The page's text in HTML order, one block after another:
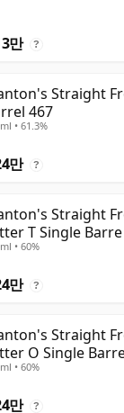
만 ?
Straight
467
• 61.3%
만 ?
Straight
T Single Barre
• 60%
만 ?
Straight
O Single
• 60%
만 ?